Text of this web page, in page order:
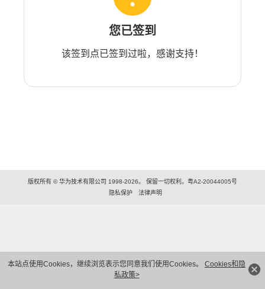
本站点使用Cookies，继续浏览表示您同意我们使用Cookies。 Cookies和隐
私政策>
您已签到
该签到点已签到过啦，感谢支持！
版权所有 © 华为技术有限公司 1998-2026。 保留一切权利。粤A2-20044005号
隐私保护
法律声明